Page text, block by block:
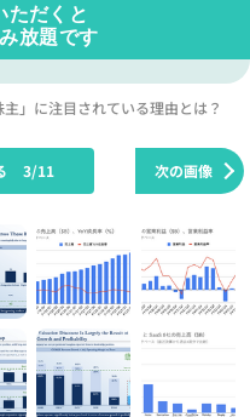
ただくと
放題です
」に注目されている理由とは？
次の画像
3/11